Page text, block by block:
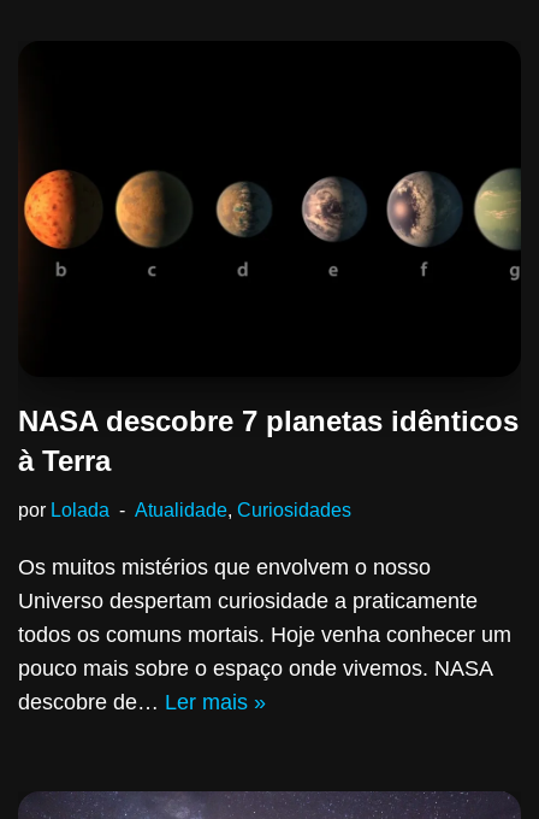
NASA descobre 7 planetas idênticos
à Terra
por Lolada Atualidade, Curiosidades
Os muitos mistérios que envolvem o nosso
Universo despertam curiosidade a praticamente
todos os comuns mortais. Hoje venha conhecer um
pouco mais sobre o espaço onde vivemos. NASA
descobre de… Ler mais »